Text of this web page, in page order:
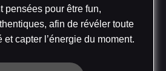
pensées pour être fun,
afin de révéler toute
capter l’énergie du moment.